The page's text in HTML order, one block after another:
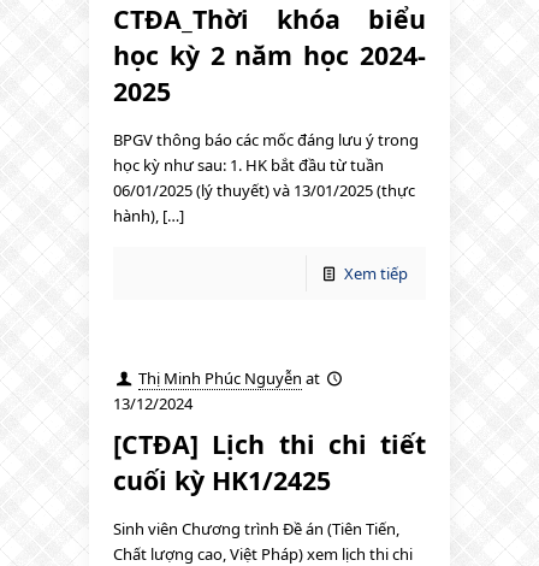
CTĐA_Thời khóa biểu
học kỳ 2 năm học 2024-
2025
BPGV thông báo các mốc đáng lưu ý trong
học kỳ như sau: 1. HK bắt đầu từ tuần
06/01/2025 (lý thuyết) và 13/01/2025 (thực
hành), […]
Xem tiếp
Thị Minh Phúc Nguyễn at
13/12/2024
[CTĐA] Lịch thi chi tiết
cuối kỳ HK1/2425
Sinh viên Chương trình Đề án (Tiên Tiến,
Chất lượng cao, Việt Pháp) xem lịch thi chi